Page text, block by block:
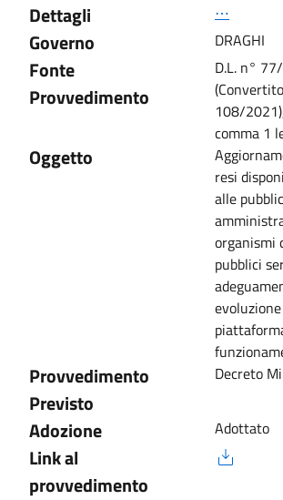
Dettagli
⋯
Governo DRAGHI
Fonte
Provvedimento
D.L. n°
108/
comma 1
Oggetto
resi
alle
organismi
pubblici
Provvedimento
Previsto
Decreto
Adozione Adottato
Link al
provvedimento